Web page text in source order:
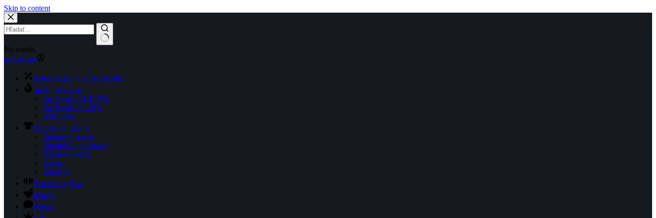
Skip to content
No results
prihlásenie
Letná akcia2+1 ZADARMO
Spaľovače tuku
Spaľovače ADI-PEX
Spaľovače PhenRx
Jedálničky
Dámske oblečenie
Športové overaly
Športové podprsenky
Športové šortky
Legíny
Ponožky
Športová výživa
Matcha
Fórum